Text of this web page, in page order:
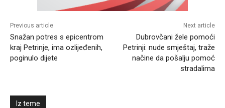
Previous article
Snažan potres s epicentrom
kraj Petrinje, ima ozlijeđenih,
poginulo dijete
Next article
Dubrovčani žele pomoći
Petrinji: nude smještaj, traže
načine da pošalju pomoć
stradalima
Iz teme